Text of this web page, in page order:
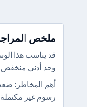
ملخص
قد يناسب هذا
وحد أدنى منخفض
أهم المخاطر:
رسوم غير